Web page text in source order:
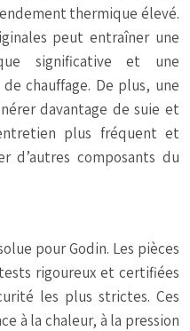
thermique élevé.
peut entraîner une
significative et une
chauffage. De plus, une
davantage de suie et
plus fréquent et
d’autres composants du
pour Godin. Les pièces
rigoureux et certifiées
les plus strictes. Ces
à la chaleur, à la pression